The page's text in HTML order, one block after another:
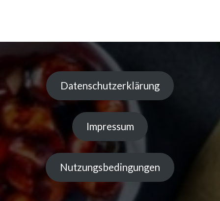
Datenschutzerklärung
Impressum
Nutzungsbedingungen